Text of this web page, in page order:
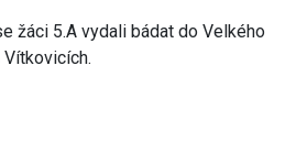
žáci 5.A vydali bádat do Velkého